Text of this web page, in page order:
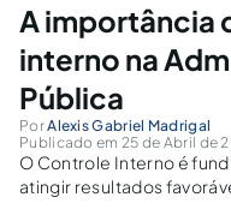
controle.
A importância
interno na
Pública
PorAlexis Gabriel Madrigal
Publicado em 25 de Abril de
O Controle Interno é
atingir resultados